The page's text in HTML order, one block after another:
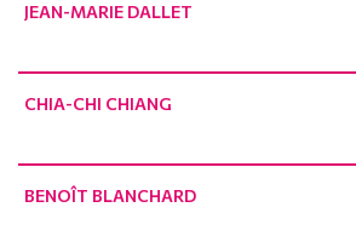
JEAN-MARIE DALLET
CHIA-CHI CHIANG
BENOÎT BLANCHARD